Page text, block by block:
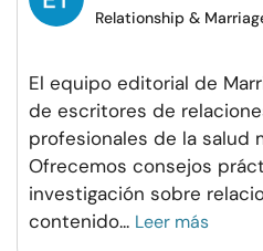
Relationship &
El equipo editorial de
de escritores de
profesionales de la salud
Ofrecemos consejos
investigación sobre
contenido... Leer más